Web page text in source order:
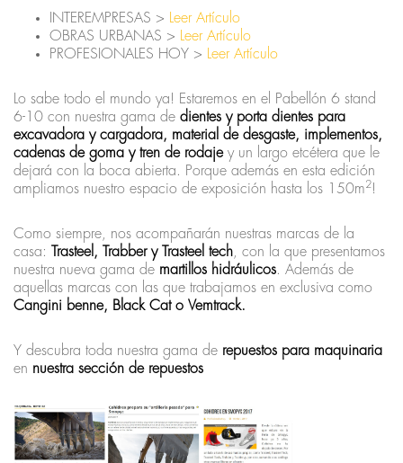
INTEREMPRESAS >
Leer Artículo
OBRAS URBANAS >
Leer Artículo
PROFESIONALES HOY >
Leer Artículo
Lo sabe todo el mundo ya! Estaremos en el Pabellón 6 stand
6-10 con nuestra gama de dientes y porta dientes para
excavadora y cargadora, material de desgaste, implementos,
cadenas de goma y tren de rodajey un largo etcétera que le
dejará con la boca abierta. Porque además en esta edición
ampliamos nuestro espacio de exposición hasta los 150m2!
Como siempre, nos acompañarán nuestras marcas de la
casa:
Trasteel, Trabber y Trasteel tech , con la que presentamos
nuestra nueva gama de martillos hidráulicos. Además de
aquellas marcas con las que trabajamos en exclusiva como
Cangini benne, Black Cat o Vemtrack.
Y descubra toda nuestra gama de repuestos para maquinaria
en nuestra sección derepuestos